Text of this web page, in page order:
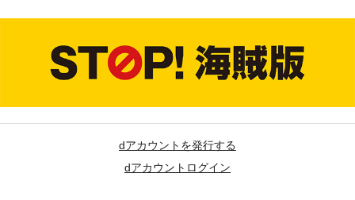
dアカウントを発行する
dアカウントログイン